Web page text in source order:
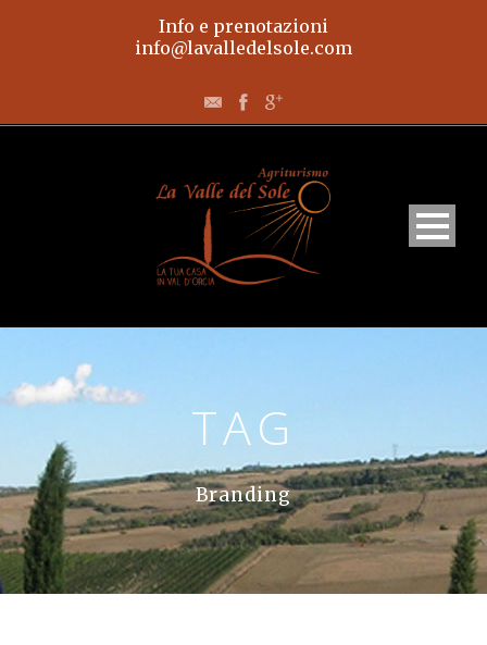
Info e prenotazioni
info@lavalledelsole.com
Appartamenti
L’agriturismo
La Val D’Orcia
Prenota
TAG
Branding